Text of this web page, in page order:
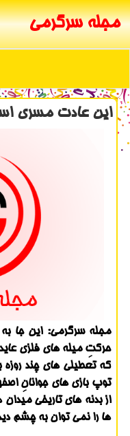
مجله سرگرمی
این عادت مسری
مجله سرگرمی: این جا
حركتِ میله های فلزی
كه تعطیلی های چند روزه
توپ بازی های جوانانِ
از بدنه های تاریخی
ها را نمی توان به چشم